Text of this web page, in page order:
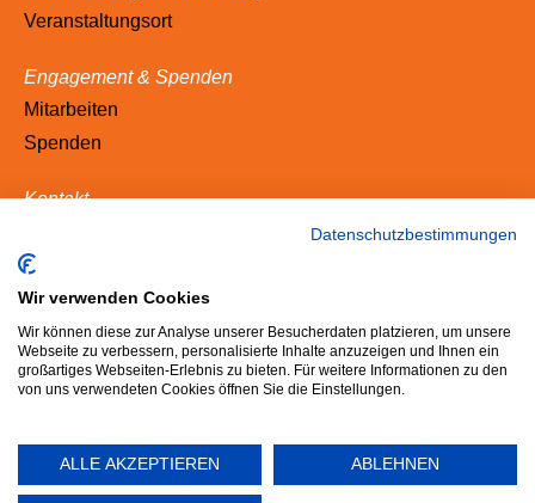
Veranstaltungsort
Engagement & Spenden
Mitarbeiten
Spenden
Kontakt
Ansprechpartner
Termine
Anreise
Newsletter
Kontakformular
Datenschutz
Datenschutzbestimmungen
Wir verwenden Cookies
Wir können diese zur Analyse unserer Besucherdaten platzieren, um unsere
Webseite zu verbessern, personalisierte Inhalte anzuzeigen und Ihnen ein
großartiges Webseiten-Erlebnis zu bieten. Für weitere Informationen zu den
von uns verwendeten Cookies öffnen Sie die Einstellungen.
ALLE AKZEPTIEREN ABLEHNEN